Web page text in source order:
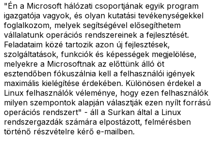
"Én a Microsoft hálózati csoportjának egyik program
igazgatója vagyok, és olyan kutatási tevékenységekkel
foglalkozom, melyek segítségével elősegíthetem
vállalatunk operációs rendszereinek a fejlesztését.
Feladataim közé tartozik azon új fejlesztések,
szolgáltatások, funkciók és képességek megjelölése,
melyekre a Microsoftnak az előttünk álló öt
esztendőben fókuszálnia kell a felhasználói igények
maximális kielégítése érdekében. Különösen érdekel a
Linux felhasználók véleménye, hogy ezen felhasználók
milyen szempontok alapján választják ezen nyílt forrású
operációs rendszert" - áll a Surkan által a Linux
rendszergazdák számára elpostázott, felmérésben
történő részvételre kérő e-mailben.